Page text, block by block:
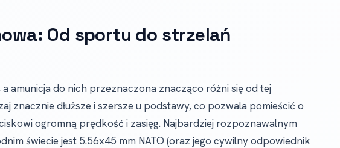
Od sportu do strzelań
amunicja do nich przeznaczona znacząco różni się od tej
znacznie dłuższe i szersze u podstawy, co pozwala pomieścić o
ogromną prędkość i zasięg. Najbardziej rozpoznawalnym
świecie jest 5.56x45 mm NATO (oraz jego cywilny odpowiednik